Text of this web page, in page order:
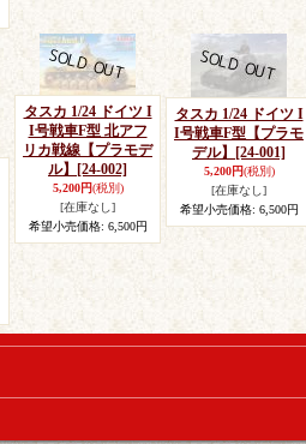
タスカ 1/24 ドイツ I
I号戦車F型 北アフ
リカ戦線【プラモデ
ル】
[24-002]
5,200円(税別)
[在庫なし]
希望小売価格: 6,500円
タスカ 1/24 ドイツ I
I号戦車F型【プラモ
デル】
[24-001]
5,200円(税別)
[在庫なし]
希望小売価格: 6,500円